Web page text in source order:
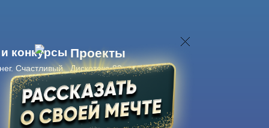
конкурсы
Счастливый
Проекты
Дискотека 80-х
Живые концерты
Журнал Авторадио
Авторадиов смартфоне